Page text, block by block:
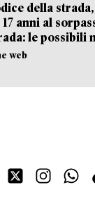
della
anni al
le possibili
web